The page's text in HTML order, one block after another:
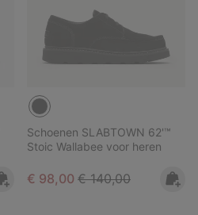
Schoenen SLABTOWN 62'™
Stoic Wallabee voor heren
Sale price:
€ 98,00 Regular price:
€ 140,00